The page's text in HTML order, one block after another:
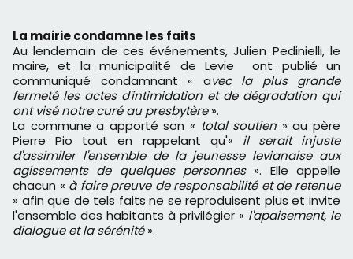
La mairie condamne les faits
Au lendemain de ces événements, Julien Pedinielli, le
maire, et la municipalité de Levie ont publié un
communiqué condamnant « avec la plus grande
fermeté les actes d'intimidation et de dégradation qui
ont visé notre curé au presbytère».
La commune a apporté son « total soutien » au père
Pierre Pio tout en rappelant qu'« il serait injuste
d'assimiler l'ensemble de la jeunesse levianaise aux
agissements de quelques personnes». Elle appelle
chacun « à faire preuve de responsabilité et de retenue
» afin que de tels faits ne se reproduisent plus et invite
l'ensemble des habitants à privilégier « l'apaisement, le
dialogue et la sérénité».